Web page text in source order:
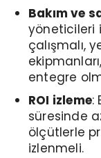
Bakım ve
yöneticileri
çalışmalı,
entegre
ROI izleme:
süresinde
ölçütlerle
izlenmeli.